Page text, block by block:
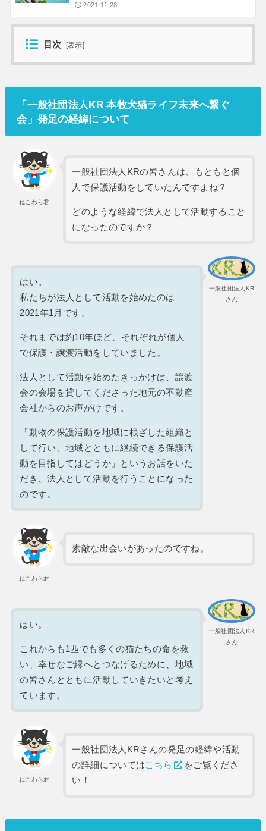
2021.11.28
目次 [表示]
「一般社団法人KR 本牧犬猫ライフ未来へ繋ぐ
会」発足の経緯について
ねこわら君
一般社団法人KRの皆さんは、もともと個
人で保護活動をしていたんですよね？
どのような経緯で法人として活動すること
になったのですか？
一般社団法人KR
さん
はい。
私たちが法人として活動を始めたのは
2021年1月です。
それまでは約10年ほど、それぞれが個人
で保護・譲渡活動をしていました。
法人として活動を始めたきっかけは、譲渡
会の会場を貸してくださった地元の不動産
会社からのお声かけです。
「動物の保護活動を地域に根ざした組織と
して行い、地域とともに継続できる保護活
動を目指してはどうか」というお話をいた
だき、法人として活動を行うことになった
のです。
ねこわら君
素敵な出会いがあったのですね。
一般社団法人KR
さん
はい。
これからも1匹でも多くの猫たちの命を救
い、幸せなご縁へとつなげるために、地域
の皆さんとともに活動していきたいと考え
ています。
ねこわら君
一般社団法人KRさんの発足の経緯や活動
の詳細についてはこちら
をご覧くださ
い！